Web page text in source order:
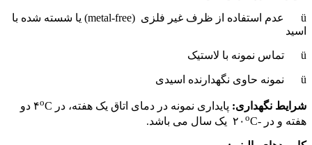
ü عدم استفاده از ظرف غیر فلزی (metal-free) یا شسته شده با
اسید
ü تماس نمونه با لاستیک
ü نمونه حاوی نگهدارنده اسیدی
شرایط نگهداری: پایداری نمونه در دمای اتاق یک هفته، در ۴ o
C دو
هفته و در -۲۰
oC یک سال می باشد.